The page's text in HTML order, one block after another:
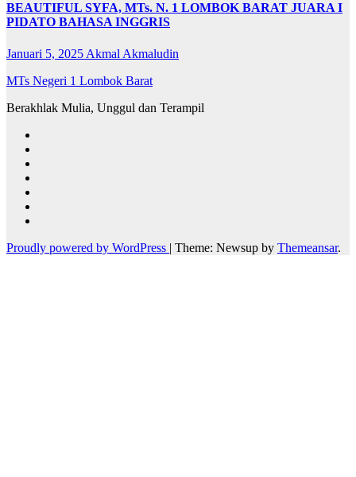
BEAUTIFUL SYFA, MTs. N. 1 LOMBOK BARAT JUARA I
PIDATO BAHASA INGGRIS
Januari 5, 2025 Akmal Akmaludin
MTs Negeri 1 Lombok Barat
Berakhlak Mulia, Unggul dan Terampil
Proudly powered by WordPress | Theme: Newsup by Themeansar.